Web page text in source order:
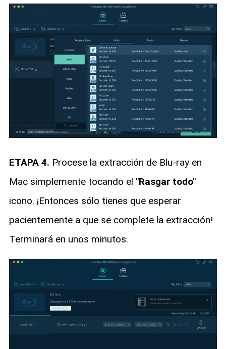
ETAPA 4. Procese la extracción de Blu-ray en
Mac simplemente tocando el "Rasgar todo"
icono. ¡Entonces sólo tienes que esperar
pacientemente a que se complete la extracción!
Terminará en unos minutos.